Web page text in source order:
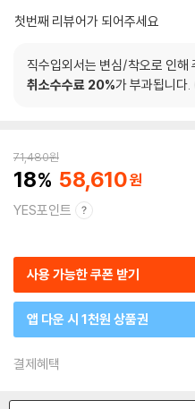
첫번째 리뷰어가 되어주세요
직수입외서는 변심/착오로 인해
취소수수료 20%가 부과됩니다.
71,480원
18 58,610
YES포인트
사용 가능한 쿠폰 받기
앱 다운 시 1천원 상품권
결제혜택